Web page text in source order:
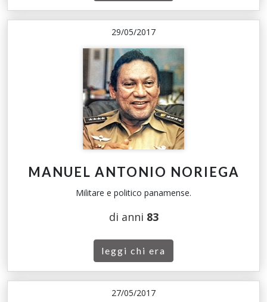
29/05/2017
MANUEL ANTONIO NORIEGA
Militare e politico panamense.
di anni 83
leggi chi era
27/05/2017